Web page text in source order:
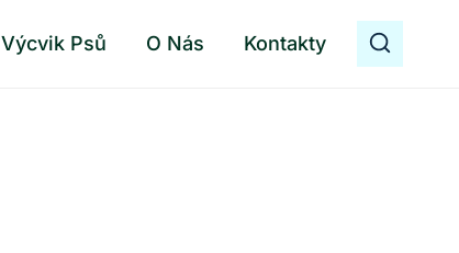
Výcvik Psů O Nás Kontakty